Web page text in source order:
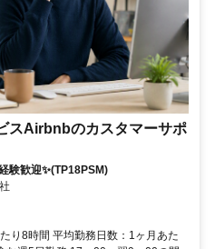
スAirbnbのカスタマーサポ
験歓迎✨(TP18PSM)
り8時間 平均勤務日数：1ヶ月あた